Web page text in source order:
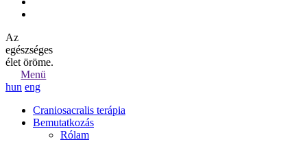
Az
egészséges
élet öröme.
Menü
hun eng
Craniosacralis terápia
Bemutatkozás
Rólam